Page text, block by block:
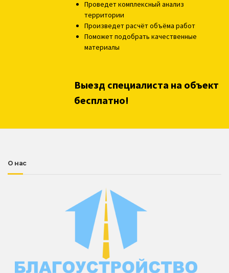
Проведет комплексный анализ
территории
Произведет расчёт объёма работ
Поможет подобрать качественные
материалы
Выезд специалиста на объект
бесплатно!
О нас